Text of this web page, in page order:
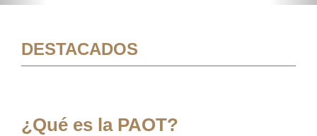
DESTACADOS
¿Qué es la PAOT?